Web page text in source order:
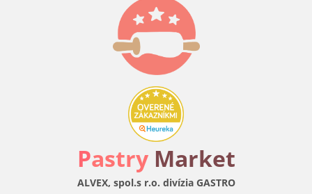
Pastry Market
ALVEX, spol.s r.o. divízia GASTRO